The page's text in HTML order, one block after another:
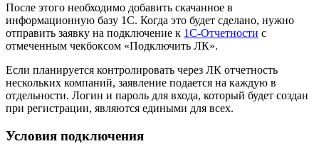
После этого необходимо добавить скачанное в
информационную базу 1С. Когда это будет сделано, нужно
отправить заявку на подключение к 1С-Отчетности с
отмеченным чекбоксом «Подключить ЛК».
Если планируется контролировать через ЛК отчетность
нескольких компаний, заявление подается на каждую в
отдельности. Логин и пароль для входа, который будет создан
при регистрации, являются едиными для всех.
Условия подключения